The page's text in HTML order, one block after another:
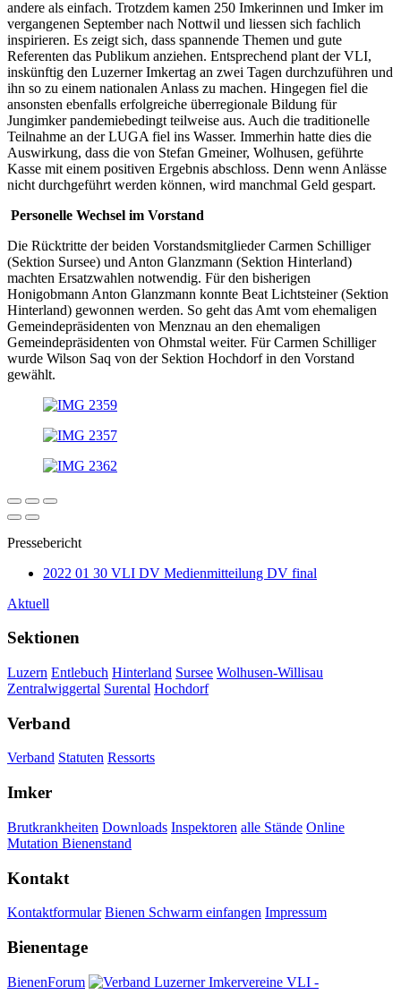
andere als einfach. Trotzdem kamen 250 Imkerinnen und Imker im
vergangenen September nach Nottwil und liessen sich fachlich
inspirieren. Es zeigt sich, dass spannende Themen und gute
Referenten das Publikum anziehen. Entsprechend plant der VLI,
inskünftig den Luzerner Imkertag an zwei Tagen durchzuführen und
ihn so zu einem nationalen Anlass zu machen. Hingegen fiel die
ansonsten ebenfalls erfolgreiche überregionale Bildung für
Jungimker pandemiebedingt teilweise aus. Auch die traditionelle
Teilnahme an der LUGA fiel ins Wasser. Immerhin hatte dies die
Auswirkung, dass die von Stefan Gmeiner, Wolhusen, geführte
Kasse mit einem positiven Ergebnis abschloss. Denn wenn Anlässe
nicht durchgeführt werden können, wird manchmal Geld gespart.
Personelle Wechsel im Vorstand
Die Rücktritte der beiden Vorstandsmitglieder Carmen Schilliger
(Sektion Sursee) und Anton Glanzmann (Sektion Hinterland)
machten Ersatzwahlen notwendig. Für den bisherigen
Honigobmann Anton Glanzmann konnte Beat Lichtsteiner (Sektion
Hinterland) gewonnen werden. So geht das Amt vom ehemaligen
Gemeindepräsidenten von Menznau an den ehemaligen
Gemeindepräsidenten von Ohmstal weiter. Für Carmen Schilliger
wurde Wilson Saq von der Sektion Hochdorf in den Vorstand
gewählt.
Pressebericht
2022 01 30 VLI DV Medienmitteilung DV final
Aktuell
Sektionen
Luzern Entlebuch Hinterland Sursee Wolhusen-Willisau
Zentralwiggertal Surental Hochdorf
Verband
Verband Statuten Ressorts
Imker
Brutkrankheiten Downloads Inspektoren alle Stände Online
Mutation Bienenstand
Kontakt
Kontaktformular Bienen Schwarm einfangen Impressum
Bienentage
BienenForum